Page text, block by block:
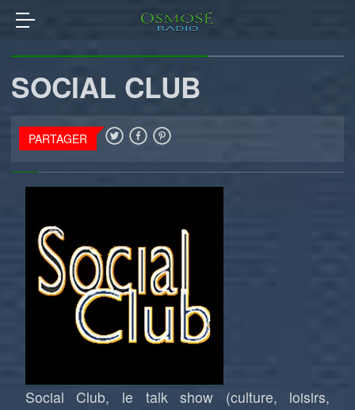
SOCIAL CLUB
PARTAGER
Social Club, le talk show (culture, loisirs,